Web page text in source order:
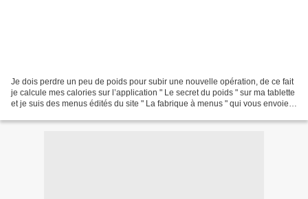
Je dois perdre un peu de poids pour subir une nouvelle opération, de ce fait
je calcule mes calories sur l’application " Le secret du poids " sur ma tablette
et je suis des menus édités du site " La fabrique à menus " qui vous envoie